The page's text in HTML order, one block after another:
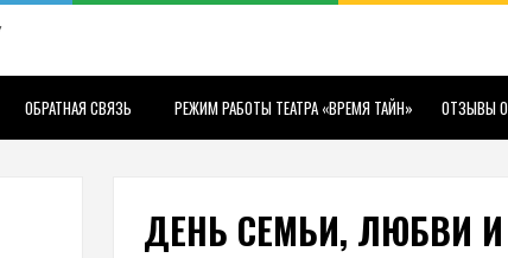
ОБРАТНАЯ СВЯЗЬ РЕЖИМ РАБОТЫ ТЕАТРА «ВРЕМЯ ТАЙН» ОТЗЫВЫ О
ДЕНЬ СЕМЬИ, ЛЮБВИ И